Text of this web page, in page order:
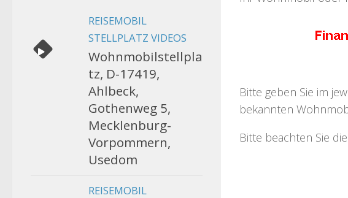
Bitte geben Sie im
bekannten
Bitte beachten Sie
REISEMOBIL
STELLPLATZ VIDEOS
Wohnmobilstellpla
tz, D-17419,
Ahlbeck,
Gothenweg 5,
Mecklenburg-
Vorpommern,
Usedom
REISEMOBIL